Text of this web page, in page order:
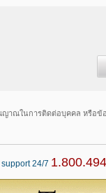
ญาณในการติดต่อบุคคล หรือข้
24/7